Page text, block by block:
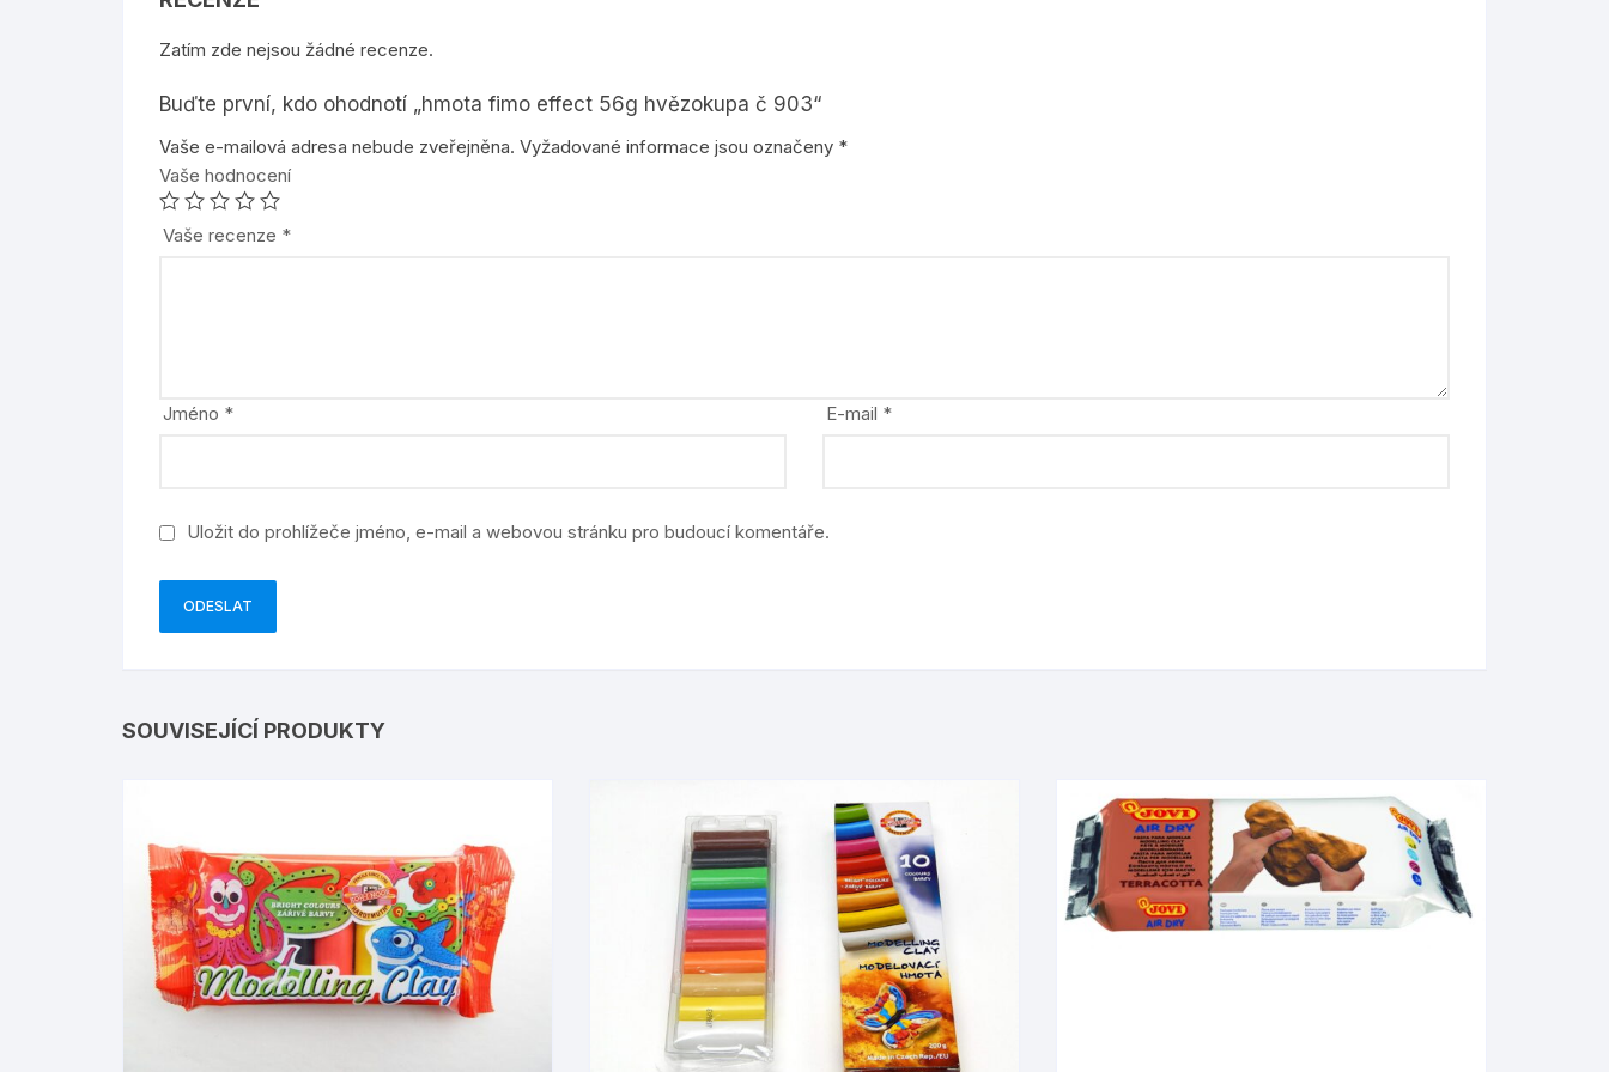
Zatím zde nejsou žádné recenze.
Buďte první, kdo ohodnotí „hmota fimo effect 56g hvězokupa č 903“
Vaše e-mailová adresa nebude zveřejněna. Vyžadované informace jsou označeny *
Vaše hodnocení
Vaše recenze *
Jméno * E-mail *
Uložit do prohlížeče jméno, e-mail a webovou stránku pro budoucí komentáře.
SOUVISEJÍCÍ PRODUKTY